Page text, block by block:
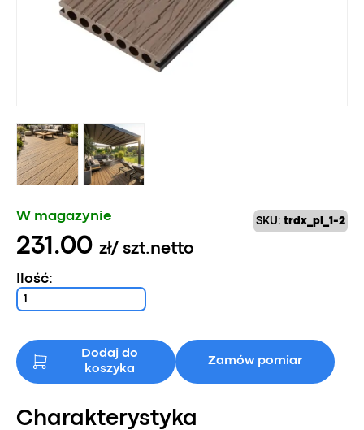
SKU: trdx_pl_1-2
W magazynie
231.00 zł/ szt.netto
Ilość:
Dodaj do
koszyka
Zamów pomiar
Charakterystyka